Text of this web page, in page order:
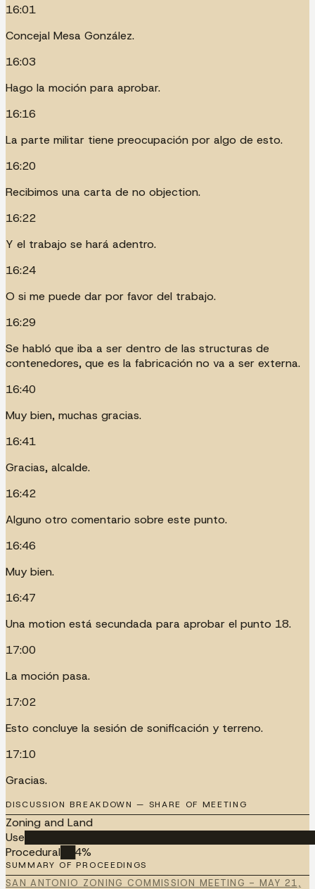
16:01
Concejal Mesa González.
16:03
Hago la moción para aprobar.
16:16
La parte militar tiene preocupación por algo de esto.
16:20
Recibimos una carta de no objection.
16:22
Y el trabajo se hará adentro.
16:24
O si me puede dar por favor del trabajo.
16:29
Se habló que iba a ser dentro de las structuras de
contenedores, que es la fabricación no va a ser externa.
16:40
Muy bien, muchas gracias.
16:41
Gracias, alcalde.
16:42
Alguno otro comentario sobre este punto.
16:46
Muy bien.
16:47
Una motion está secundada para aprobar el punto 18.
17:00
La moción pasa.
17:02
Esto concluye la sesión de sonificación y terreno.
17:10
Gracias.
DISCUSSION BREAKDOWN — SHARE OF MEETING
Zoning and Land
Use
Procedural
4%
SUMMARY OF PROCEEDINGS
SAN ANTONIO ZONING COMMISSION MEETING - MAY 21,